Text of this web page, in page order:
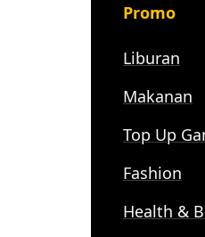
Promo
Liburan
Makanan
Top Up
Fashion
Health &